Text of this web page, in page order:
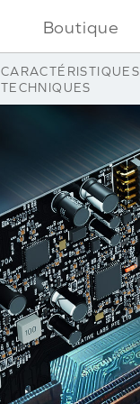
Boutique
CARACTÉRISTIQUES
TECHNIQUES